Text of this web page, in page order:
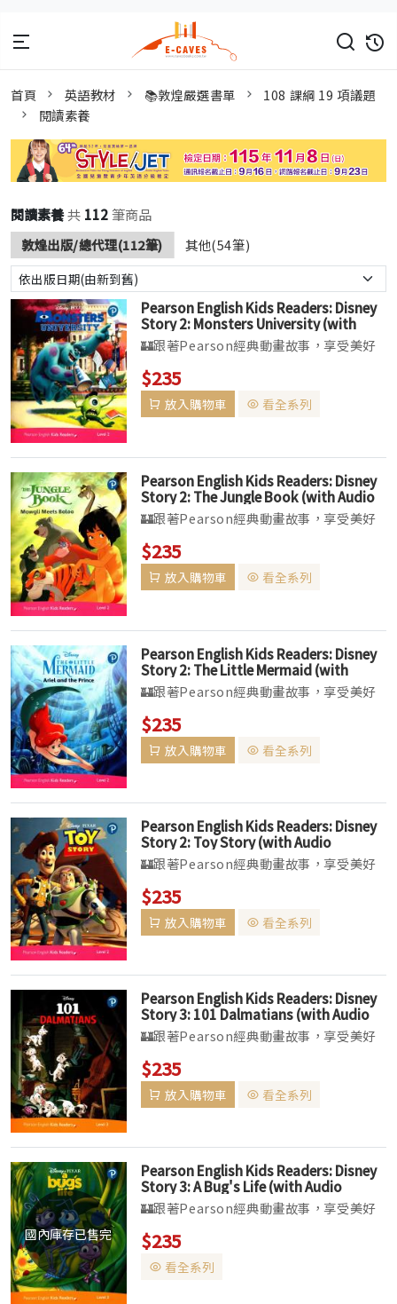
首頁 英語教材 📚敦煌嚴選書單
108 課綱 19 項議題
閱讀素養
閱讀素養共 112筆商品
敦煌出版/總代理(112筆) 其他(54筆)
Pearson English Kids Readers: Disney
Story 2: Monsters University (with
Audio Download Access Code)
(American English)
🏰跟著Pearson經典動畫故事，享受美好
的「悅」讀時光▌讀本以精密、有系統的文
法、詞彙及文章結構幫助孩子學習英語，並
提供清晰指引，方便按年齡或程度挑選合適
$235
放入購物車 看全系列
Pearson English Kids Readers: Disney
Story 2: The Jungle Book (with Audio
Download Access Code) (American
English)
🏰跟著Pearson經典動畫故事，享受美好
的「悅」讀時光▌讀本以精密、有系統的文
法、詞彙及文章結構幫助孩子學習英語，並
提供清晰指引，方便按年齡或程度挑選合適
$235
放入購物車 看全系列
Pearson English Kids Readers: Disney
Story 2: The Little Mermaid (with
Audio Download Access Code)
(American English)
🏰跟著Pearson經典動畫故事，享受美好
的「悅」讀時光▌讀本以精密、有系統的文
法、詞彙及文章結構幫助孩子學習英語，並
提供清晰指引，方便按年齡或程度挑選合適
$235
放入購物車 看全系列
Pearson English Kids Readers: Disney
Story 2: Toy Story (with Audio
Download Access Code) (American
English)
🏰跟著Pearson經典動畫故事，享受美好
的「悅」讀時光▌讀本以精密、有系統的文
法、詞彙及文章結構幫助孩子學習英語，並
提供清晰指引，方便按年齡或程度挑選合適
$235
放入購物車 看全系列
Pearson English Kids Readers: Disney
Story 3: 101 Dalmatians (with Audio
Download Access Code) (American
English)
🏰跟著Pearson經典動畫故事，享受美好
的「悅」讀時光▌讀本以精密、有系統的文
法、詞彙及文章結構幫助孩子學習英語，並
提供清晰指引，方便按年齡或程度挑選合適
$235
放入購物車 看全系列
國內庫存已售完
Pearson English Kids Readers: Disney
Story 3: A Bug's Life (with Audio
Download Access Code) (American
English)
🏰跟著Pearson經典動畫故事，享受美好
的「悅」讀時光▌讀本以精密、有系統的文
法、詞彙及文章結構幫助孩子學習英語，並
提供清晰指引，方便按年齡或程度挑選合適
$235
看全系列